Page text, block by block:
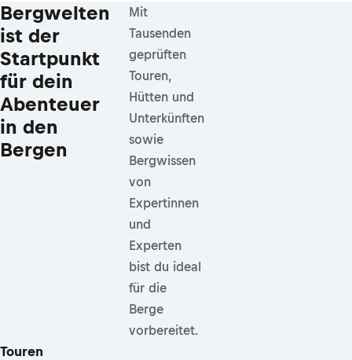
Bergwelten
ist der
Startpunkt
für dein
Abenteuer
in den
Bergen
Mit
Tausenden
geprüften
Touren,
Hütten und
Unterkünften
sowie
Bergwissen
von
Expertinnen
und
Experten
bist du ideal
für die
Berge
vorbereitet.
Touren